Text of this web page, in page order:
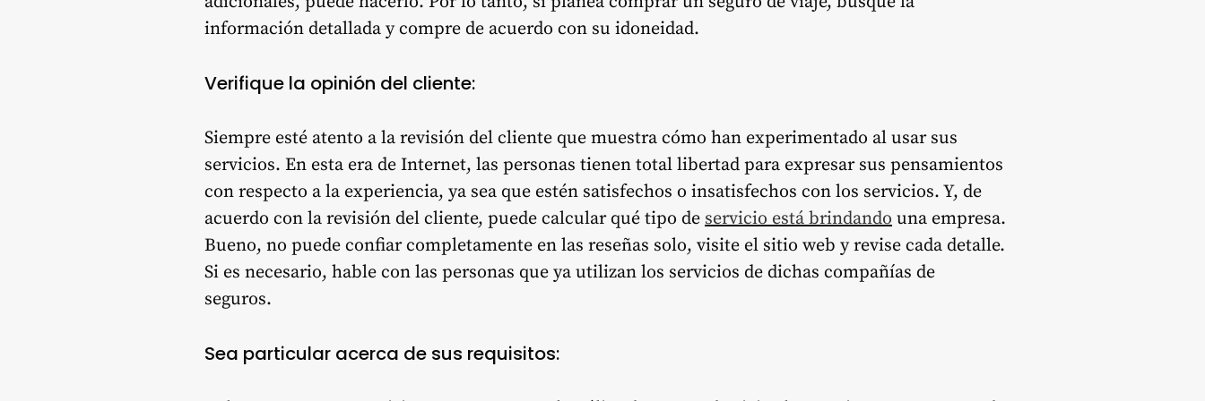
información detallada y compre de acuerdo con su idoneidad.
Verifique la opinión del cliente:
Siempre esté atento a la revisión del cliente que muestra cómo han experimentado al usar sus
servicios. En esta era de Internet, las personas tienen total libertad para expresar sus pensamientos
con respecto a la experiencia, ya sea que estén satisfechos o insatisfechos con los servicios. Y, de
acuerdo con la revisión del cliente, puede calcular qué tipo de servicio está brindando una empresa.
Bueno, no puede confiar completamente en las reseñas solo, visite el sitio web y revise cada detalle.
Si es necesario, hable con las personas que ya utilizan los servicios de dichas compañías de
seguros.
Sea particular acerca de sus requisitos: